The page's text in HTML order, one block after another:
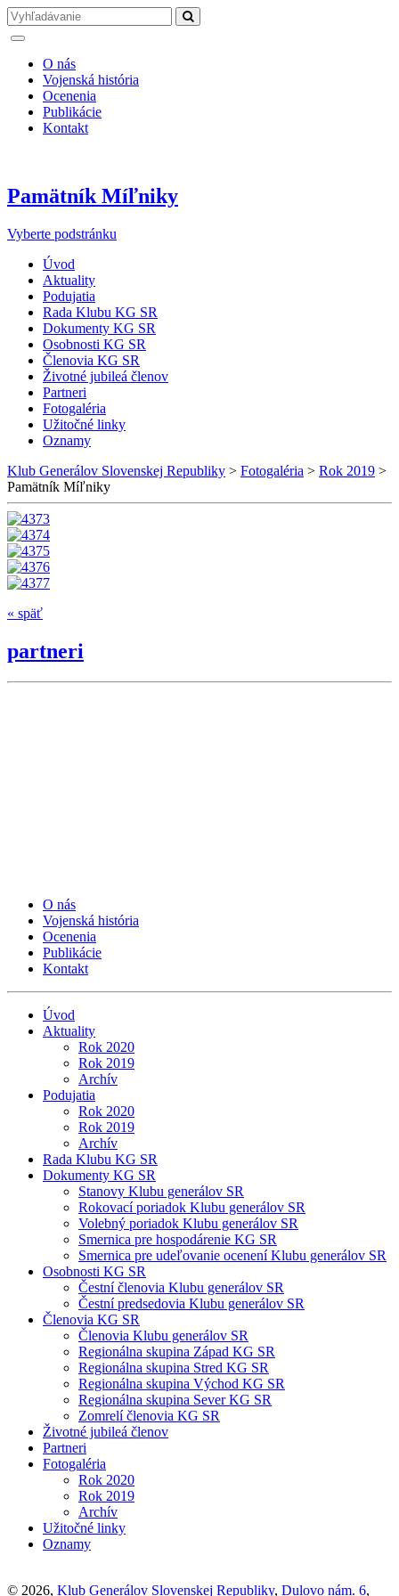
O nás
Vojenská história
Ocenenia
Publikácie
Kontakt
Pamätník Míľniky
Vyberte podstránku
Úvod
Aktuality
Podujatia
Rada Klubu KG SR
Dokumenty KG SR
Osobnosti KG SR
Členovia KG SR
Životné jubileá členov
Partneri
Fotogaléria
Užitočné linky
Oznamy
Klub Generálov Slovenskej Republiky > Fotogaléria > Rok 2019 >
Pamätník Míľniky
« späť
partneri
O nás
Vojenská história
Ocenenia
Publikácie
Kontakt
Úvod
Aktuality
Rok 2020
Rok 2019
Archív
Podujatia
Rok 2020
Rok 2019
Archív
Rada Klubu KG SR
Dokumenty KG SR
Stanovy Klubu generálov SR
Rokovací poriadok Klubu generálov SR
Volebný poriadok Klubu generálov SR
Smernica pre hospodárenie KG SR
Smernica pre udeľovanie ocenení Klubu generálov SR
Osobnosti KG SR
Čestní členovia Klubu generálov SR
Čestní predsedovia Klubu generálov SR
Členovia KG SR
Členovia Klubu generálov SR
Regionálna skupina Západ KG SR
Regionálna skupina Stred KG SR
Regionálna skupina Východ KG SR
Regionálna skupina Sever KG SR
Zomrelí členovia KG SR
Životné jubileá členov
Partneri
Fotogaléria
Rok 2020
Rok 2019
Archív
Užitočné linky
Oznamy
© 2026, Klub Generálov Slovenskej Republiky, Dulovo nám. 6,